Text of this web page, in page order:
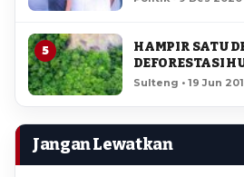
5
HAMPIR SATU
DEFORESTASI
LORE LINDU
Sulteng • 19 Jun
Jangan Lewatkan